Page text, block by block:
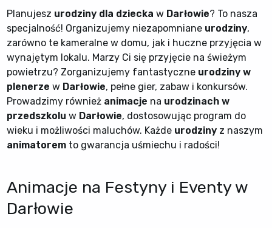
Planujesz urodziny dla dziecka w Darłowie? To nasza
specjalność! Organizujemy niezapomniane urodziny,
zarówno te kameralne w domu, jak i huczne przyjęcia w
wynajętym lokalu. Marzy Ci się przyjęcie na świeżym
powietrzu? Zorganizujemy fantastyczne urodziny w
plenerze w Darłowie, pełne gier, zabaw i konkursów.
Prowadzimy również animacje na urodzinach w
przedszkolu w Darłowie, dostosowując program do
wieku i możliwości maluchów. Każde urodziny z naszym
animatorem to gwarancja uśmiechu i radości!
Animacje na Festyny i Eventy w
Darłowie